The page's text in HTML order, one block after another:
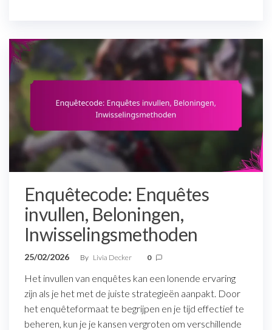
Enquêtecode: Enquêtes
invullen, Beloningen,
Inwisselingsmethoden
25/02/2026 By Livia Decker 0
Het invullen van enquêtes kan een lonende ervaring
zijn als je het met de juiste strategieën aanpakt. Door
het enquêteformaat te begrijpen en je tijd effectief te
beheren, kun je je kansen vergroten om verschillende